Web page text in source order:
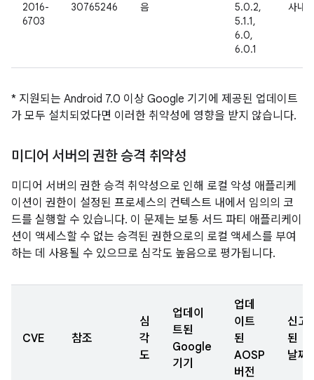
2016-
6703
30765246
음
5.0.2,
5.1.1,
6.0,
6.0.1
사내
* 지원되는 Android 7.0 이상 Google 기기에 제공된 업데이트
가 모두 설치되었다면 이러한 취약성에 영향을 받지 않습니다.
미디어 서버의 권한 승격 취약성
미디어 서버의 권한 승격 취약성으로 인해 로컬 악성 애플리케
이션이 권한이 설정된 프로세스의 컨텍스트 내에서 임의의 코
드를 실행할 수 있습니다. 이 문제는 보통 서드 파티 애플리케이
션이 액세스할 수 없는 승격된 권한으로의 로컬 액세스를 부여
하는 데 사용될 수 있으므로 심각도 높음으로 평가됩니다.
CVE 참조
심
각
도
업데이
트된
Google
기기
업데
이트
된
AOSP
버전
신고
된
날짜